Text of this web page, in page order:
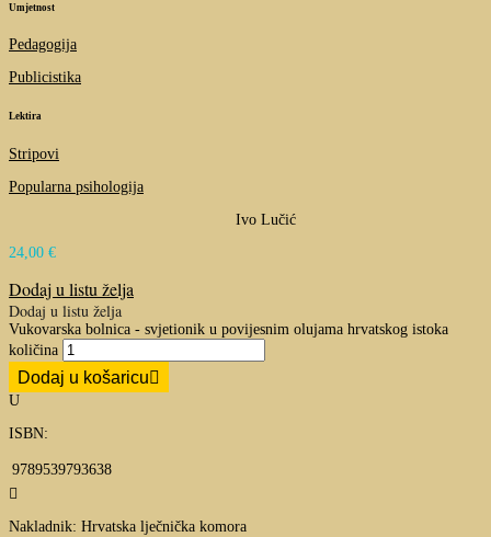
Umjetnost
Pedagogija
Publicistika
Lektira
Stripovi
Popularna psihologija
Ivo Lučić
24,00 €
Dodaj u listu želja
Dodaj u listu želja
Vukovarska bolnica - svjetionik u povijesnim olujama hrvatskog istoka
količina
Dodaj u košaricu
U
ISBN:
9789539793638

Nakladnik: Hrvatska lječnička komora